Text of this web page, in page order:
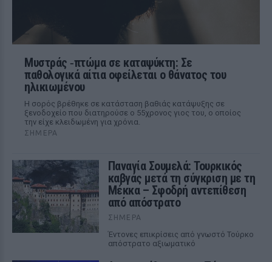
Μυστράς ‑πτώμα σε καταψύκτη: Σε
παθολογικά αίτια οφείλεται ο θάνατος του
ηλικιωμένου
Η σορός βρέθηκε σε κατάσταση βαθιάς κατάψυξης σε
ξενοδοχείο που διατηρούσε ο 55χρονος γιος του, ο οποίος
την είχε κλειδωμένη για χρόνια.
ΣΉΜΕΡΑ
Παναγία Σουμελά: Τουρκικός
καβγάς μετά τη σύγκριση με τη
Μέκκα – Σφοδρή αντεπίθεση
από απόστρατο
ΣΉΜΕΡΑ
Έντονες επικρίσεις από γνωστό Τούρκο
απόστρατο αξιωματικό